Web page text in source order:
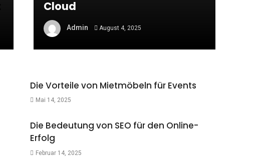
Cloud
Admin August 4, 2025
Die Vorteile von Mietmöbeln für Events
Mai 14, 2025
Die Bedeutung von SEO für den Online-
Erfolg
Februar 14, 2025